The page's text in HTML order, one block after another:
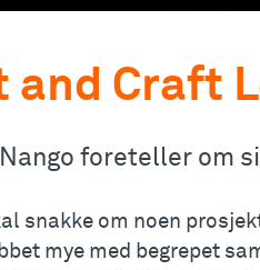
and Craft
foreteller om
snakke om noen
mye med begrepet